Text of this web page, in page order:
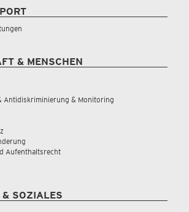
& MENSCHEN
Antidiskriminierung & Monitoring
Aufenthaltsrecht
& SOZIALES